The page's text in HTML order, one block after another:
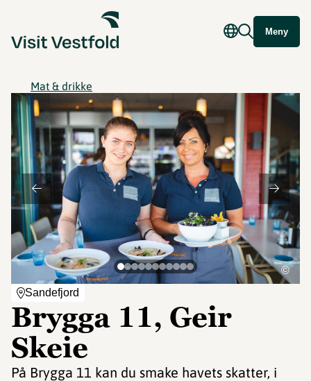
Meny
Mat & drikke
Sandefjord
Brygga 11, Geir
Skeie
På Brygga 11 kan du smake havets skatter, i
©